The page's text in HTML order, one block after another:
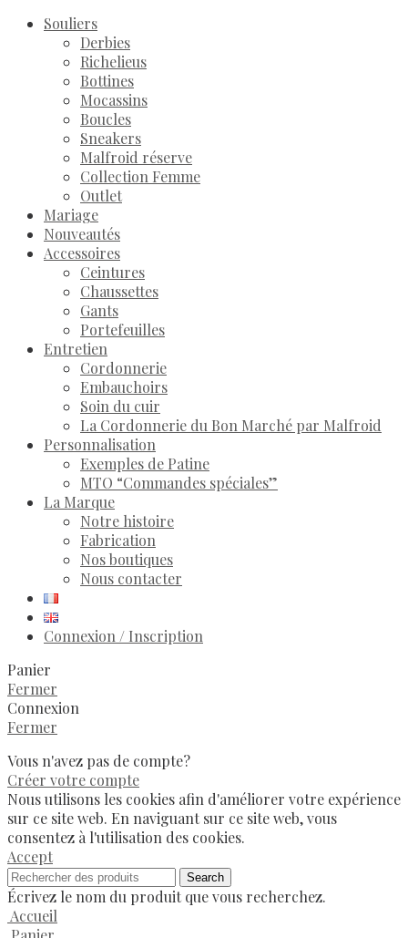
Souliers
Derbies
Richelieus
Bottines
Mocassins
Boucles
Sneakers
Malfroid réserve
Collection Femme
Outlet
Mariage
Nouveautés
Accessoires
Ceintures
Chaussettes
Gants
Portefeuilles
Entretien
Cordonnerie
Embauchoirs
Soin du cuir
La Cordonnerie du Bon Marché par Malfroid
Personnalisation
Exemples de Patine
MTO “Commandes spéciales”
La Marque
Notre histoire
Fabrication
Nos boutiques
Nous contacter
Connexion / Inscription
Panier
Fermer
Connexion
Fermer
Vous n'avez pas de compte?
Créer votre compte
Nous utilisons les cookies afin d'améliorer votre expérience
sur ce site web. En naviguant sur ce site web, vous
consentez à l'utilisation des cookies.
Accept
Search
Écrivez le nom du produit que vous recherchez.
Accueil